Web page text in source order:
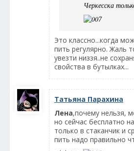
Черкесска
Это классно...когда
пить регулярно. Жаль
увезти низзя..не
свойства в бутылках...
Татьяна Парахина
Лена,почему нельзя,
но сейчас бесплатно
только в стаканчик и
пить надо правильно